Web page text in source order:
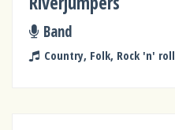
Band
Country, Folk, Rock 'n' roll